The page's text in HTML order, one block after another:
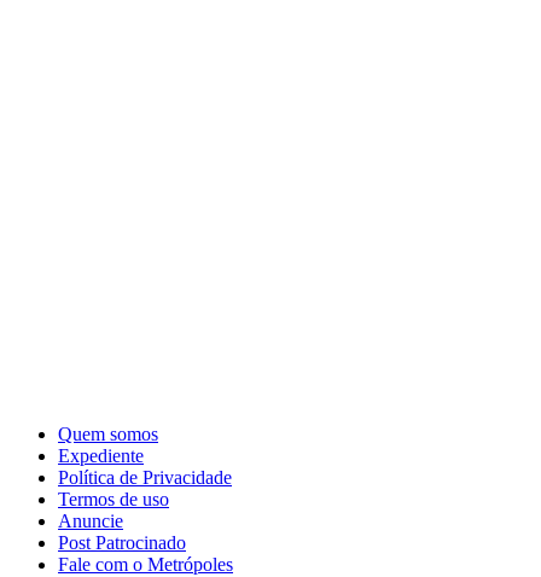
Quem somos
Expediente
Política de Privacidade
Termos de uso
Anuncie
Post Patrocinado
Fale com o Metrópoles